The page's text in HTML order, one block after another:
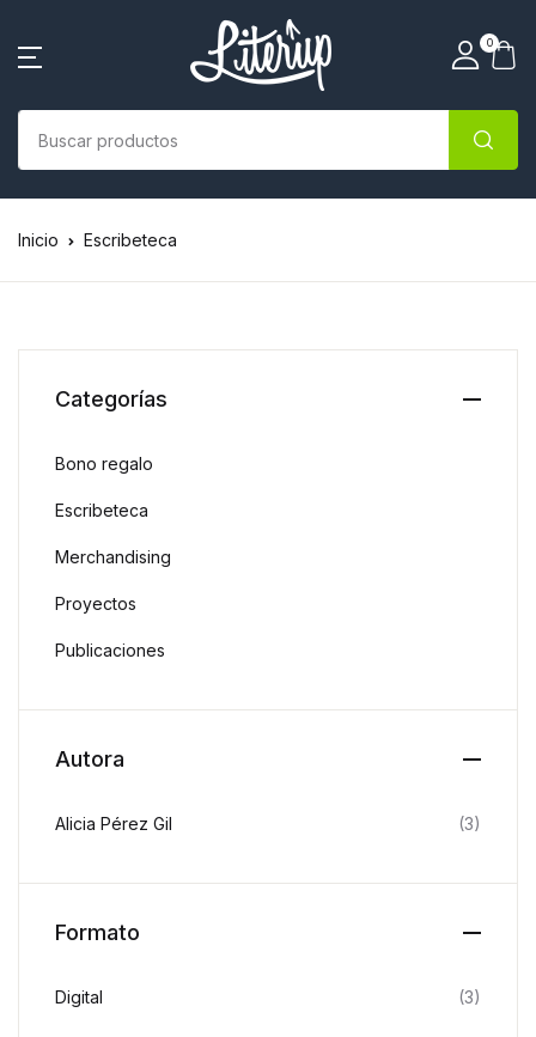
0
Inicio Escribeteca
Categorías
Bono regalo
Escribeteca
Merchandising
Proyectos
Publicaciones
Autora
Alicia Pérez Gil (3)
Formato
Digital (3)